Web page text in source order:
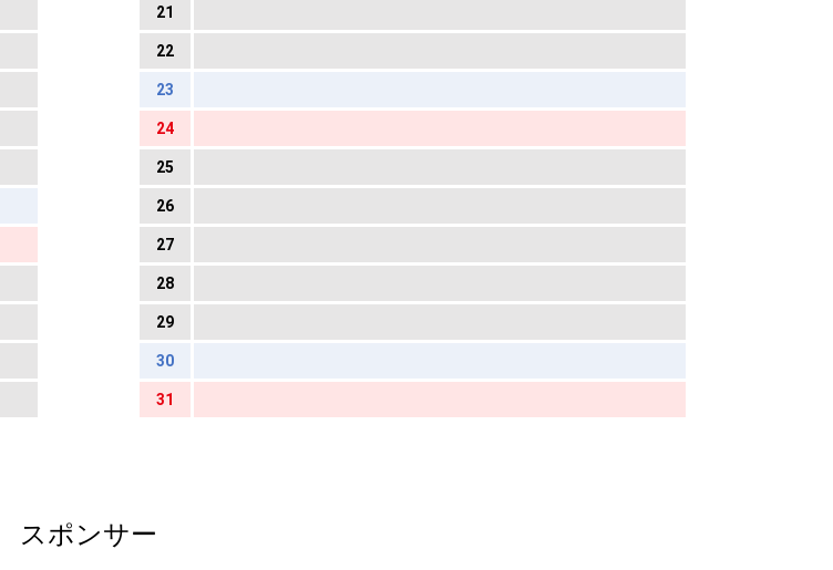
21
22
23
24
25
26
27
28
29
30
31
スポンサー